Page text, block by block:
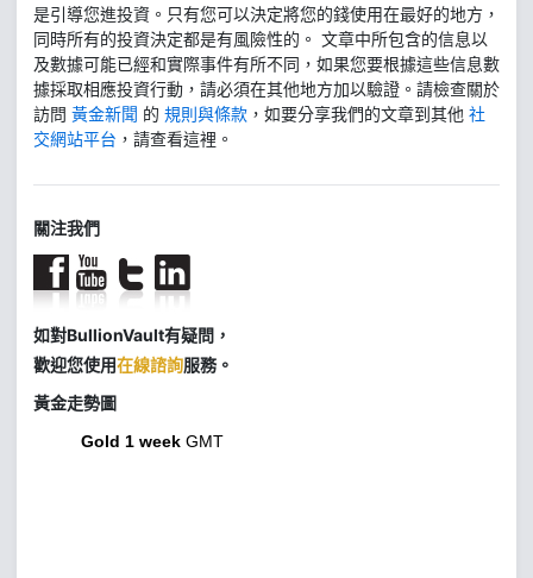
是引導您進投資。只有您可以決定將您的錢使用在最好的地方，
同時所有的投資決定都是有風險性的。 文章中所包含的信息以
及數據可能已經和實際事件有所不同，如果您要根據這些信息數
據採取相應投資行動，請必須在其他地方加以驗證。請檢查關於
訪問 黃金新聞 的 規則與條款 ，如要分享我們的文章到其他 社
交網站平台 ，請查看這裡。
關注我們
如對BullionVault有疑問，
歡迎您使用在線諮詢服務。
黃金走勢圖
Gold 1 week GMT